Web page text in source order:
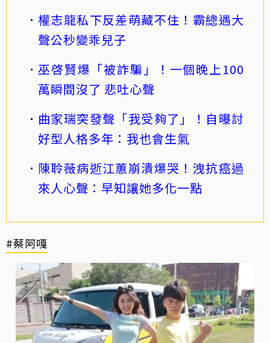
權志龍私下反差萌藏不住！霸總遇大
聲公秒變乖兒子
巫啓賢爆「被詐騙」！一個晚上100
萬瞬間沒了 悲吐心聲
曲家瑞突發聲「我受夠了」！自曝討
好型人格多年：我也會生氣
陳聆薇病逝江蕙崩潰爆哭！洩抗癌過
來人心聲：早知讓她多化一點
#蔡阿嘎